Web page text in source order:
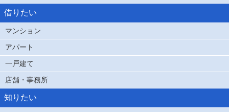
借りたい
マンション
アパート
一戸建て
店舗・事務所
知りたい